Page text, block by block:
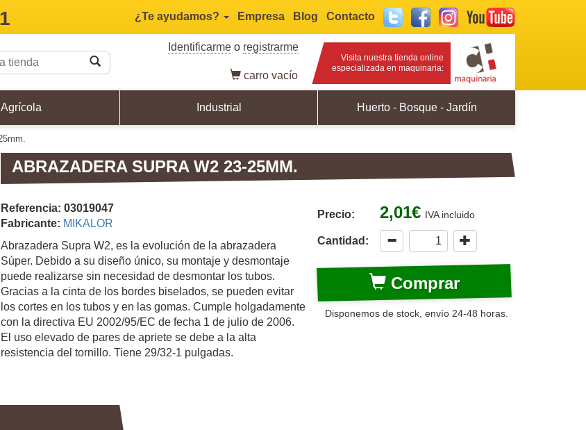
¿Te ayudamos? Empresa Blog Contacto Twitter FacebookInstagram
Identificarmeo registrarme
carro vacío
Visita nuestra tienda online
especializada en maquinaria:
Agrícola Industrial Huerto - Bosque - Jardín
ABRAZADERA SUPRA W2 23-25MM.
Precio: 2,01€ IVA incluido
Cantidad:
Comprar
Disponemos de stock, envío 24-48 horas.
Referencia: 03019047
Fabricante: MIKALOR
Abrazadera Supra W2, es la evolución de la abrazadera
Súper. Debido a su diseño único, su montaje y desmontaje
puede realizarse sin necesidad de desmontar los tubos.
Gracias a la cinta de los bordes biselados, se pueden evitar
los cortes en los tubos y en las gomas. Cumple holgadamente
con la directiva EU 2002/95/EC de fecha 1 de julio de 2006.
El uso elevado de pares de apriete se debe a la alta
resistencia del tornillo. Tiene 29/32-1 pulgadas.